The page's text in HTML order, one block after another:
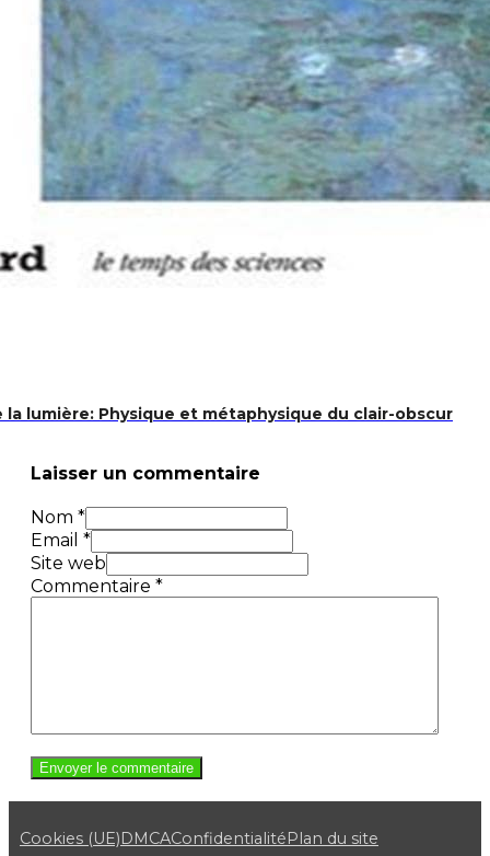
la lumière: Physique et métaphysique du clair-obscur
Laisser un commentaire
Nom *
Email *
Site web
Commentaire *
Cookies (UE)DMCAConfidentialitéPlan du site